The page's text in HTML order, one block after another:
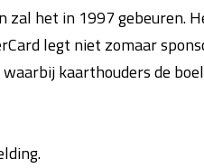
zal het in 1997 gebeuren.
legt niet zomaar
waarbij kaarthouders de